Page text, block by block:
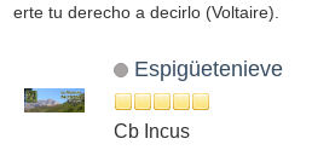
erte tu derecho a decirlo (Voltaire).
Espigüetenieve
Cb Incus